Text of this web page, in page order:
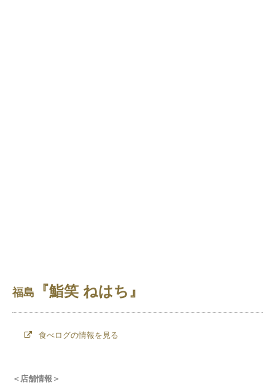
福島 『鮨笑 ねはち』
食べログの情報を見る
＜店舗情報＞